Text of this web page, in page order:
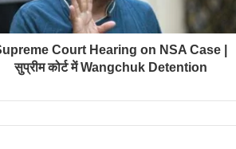
Court Hearing on NSA Case |
सुप्रीम कोर्ट में Wangchuk Detention